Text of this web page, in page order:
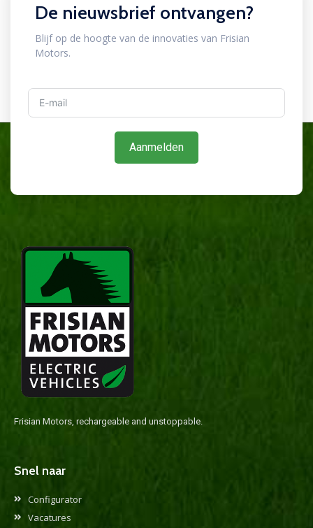
De nieuwsbrief ontvangen?
Blijf op de hoogte van de innovaties van Frisian
Motors.
Aanmelden
Frisian Motors, rechargeable and unstoppable.
Snel naar
Configurator
Vacatures